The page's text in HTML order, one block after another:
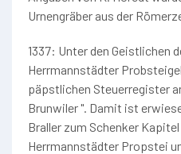
Urnengräber aus der
1337: Unter den Geistlichen
Herrmannstädter
päpstlichen Steuerregister
Brunwiler ". Damit ist
Braller zum Schenker
Herrmannstädter Propstei